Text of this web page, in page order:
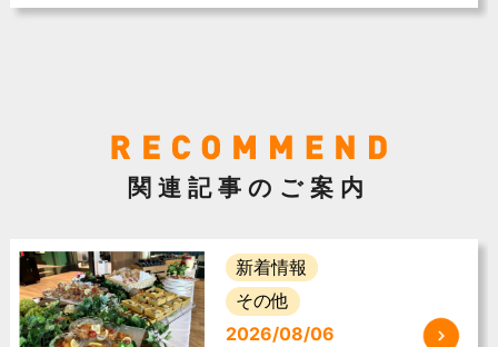
関連記事のご案内
新着情報
その他
2026/08/06